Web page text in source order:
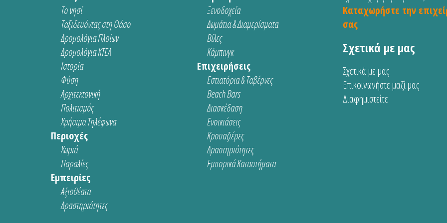
Το νησί
Ταξιδευόντας στη Θάσο
Δρομολόγια Πλοίων
Δρομολόγια ΚΤΕΛ
Ιστορία
Φύση
Αρχιτεκτονική
Πολιτισμός
Χρήσιμα Τηλέφωνα
Περιοχές
Χωριά
Παραλίες
Εμπειρίες
Αξιοθέατα
Δραστηριότητες
Ξενοδοχεία
Δωμάτια & Διαμερίσματα
Βίλες
Κάμπινγκ
Επιχειρήσεις
Εστιατόρια & Ταβέρνες
Beach Bars
Διασκέδαση
Ενοικιάσεις
Κρουαζιέρες
Δραστηριότητες
Εμπορικά Καταστήματα
Καταχωρήστε την
σας
Σχετικά με μας
Σχετικά με μας
Επικοινωνήστε μαζί μας
Διαφημιστείτε